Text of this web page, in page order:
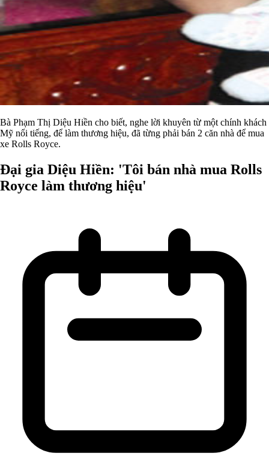
Bà Phạm Thị Diệu Hiền cho biết, nghe lời khuyên từ một chính khách
Mỹ nổi tiếng, để làm thương hiệu, đã từng phải bán 2 căn nhà để mua
xe Rolls Royce.
Đại gia Diệu Hiền: 'Tôi bán nhà mua Rolls
Royce làm thương hiệu'